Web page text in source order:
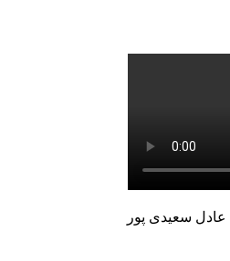
عادل سعیدی پور